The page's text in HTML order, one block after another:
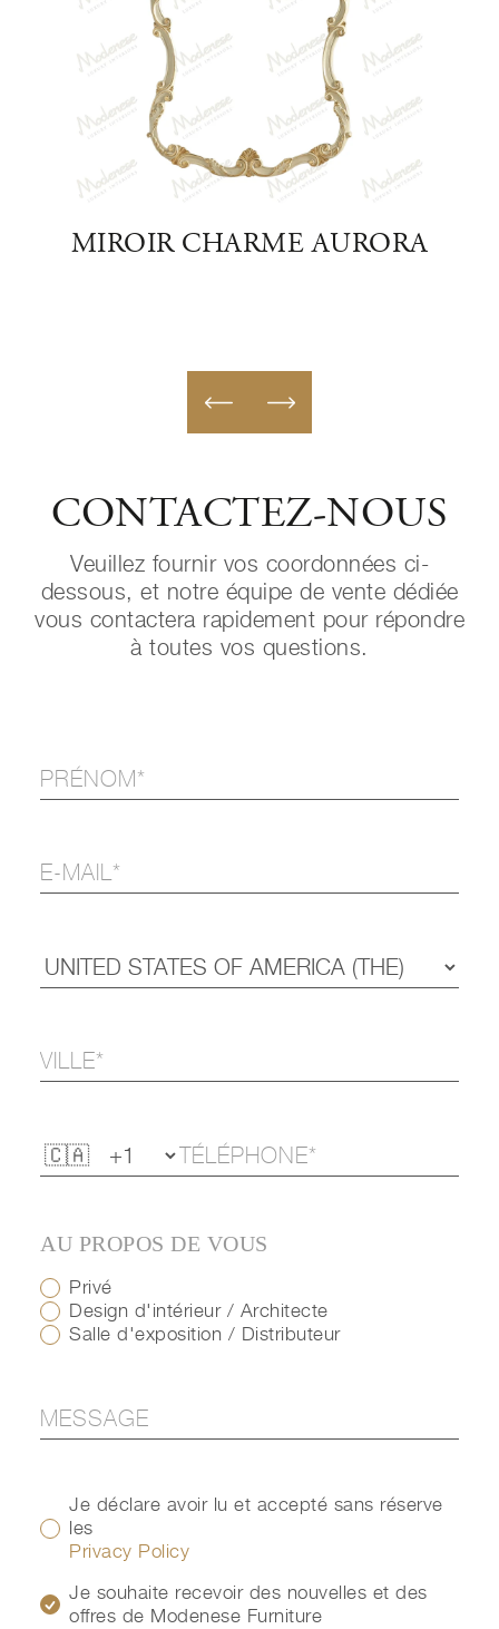
MIROIR CHARME AURORA
CONTACTEZ-NOUS
Veuillez fournir vos coordonnées ci-
dessous, et notre équipe de vente dédiée
vous contactera rapidement pour répondre
à toutes vos questions.
AU PROPOS DE VOUS
Privé
Design d'intérieur / Architecte
Salle d'exposition / Distributeur
Je déclare avoir lu et accepté sans réserve
les
Privacy Policy
Je souhaite recevoir des nouvelles et des
offres de Modenese Furniture